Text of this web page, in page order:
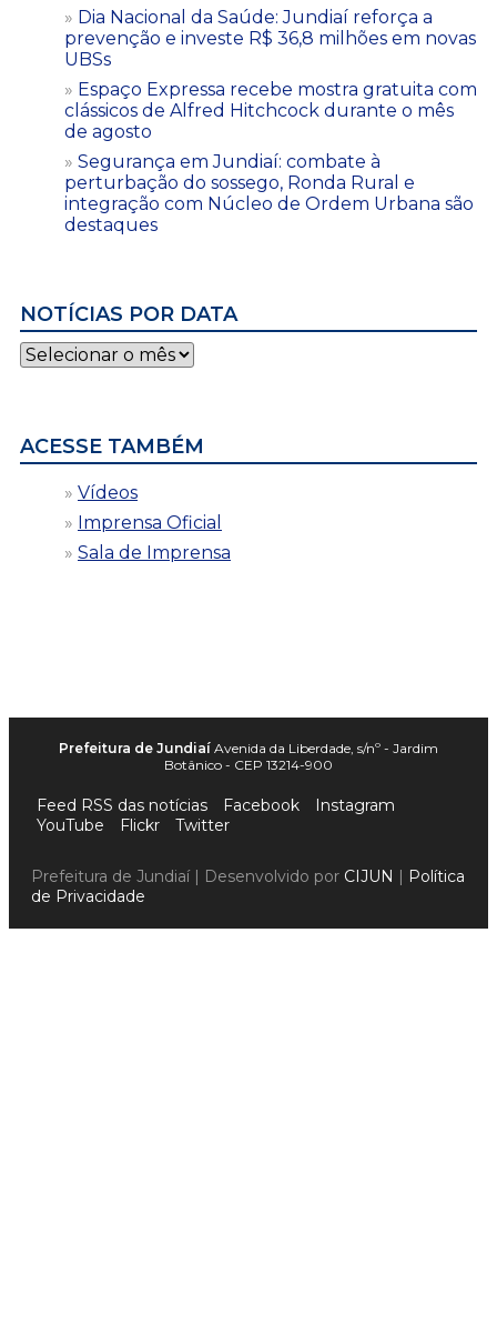
Dia Nacional da Saúde: Jundiaí reforça a
prevenção e investe R$ 36,8 milhões em novas
UBSs
Espaço Expressa recebe mostra gratuita com
clássicos de Alfred Hitchcock durante o mês
de agosto
Segurança em Jundiaí: combate à
perturbação do sossego, Ronda Rural e
integração com Núcleo de Ordem Urbana são
destaques
NOTÍCIAS POR DATA
Notícias
por
ACESSE TAMBÉM
Vídeos
Imprensa Oficial
Sala de Imprensa
Prefeitura de Jundiaí Avenida da Liberdade, s/nº - Jardim
Botânico - CEP 13214-900
Feed RSS das notícias Facebook
Instagram
YouTube
Flickr Twitter
Prefeitura de Jundiaí | Desenvolvido por CIJUN
Política
de Privacidade